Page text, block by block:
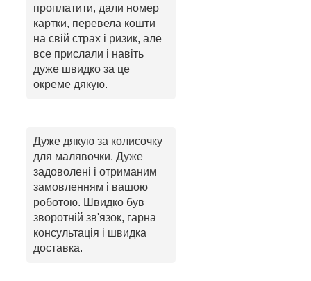
проплатити, дали номер
картки, перевела кошти
на свій страх і ризик, але
все прислали і навіть
дуже швидко за це
окреме дякую.
Дуже дякую за колисочку
для малявочки. Дуже
задоволені і отриманим
замовленням і вашою
роботою. Швидко був
зворотній зв'язок, гарна
консультація і швидка
доставка.